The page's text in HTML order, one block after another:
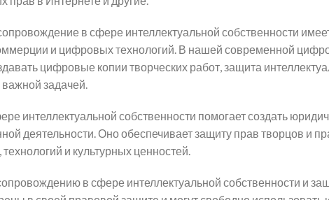
в сфере интеллектуальной собственности
и цифровых технологий. В нашей современной
цифровые копии творческих работ, защита
важной задачей.
интеллектуальной собственности помогает создать
деятельности. Оно обеспечивает защиту прав творцов и
и культурных ценностей.
в сфере интеллектуальной собственности и